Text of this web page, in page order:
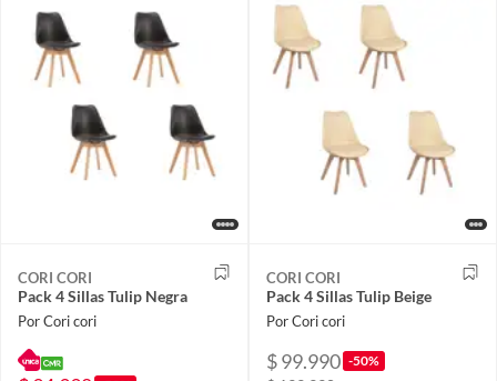
CORI CORI
Pack 4 Sillas Tulip Negra
Por Cori cori
CORI CORI
Pack 4 Sillas Tulip Beige
Por Cori cori
$ 99.990 -50%